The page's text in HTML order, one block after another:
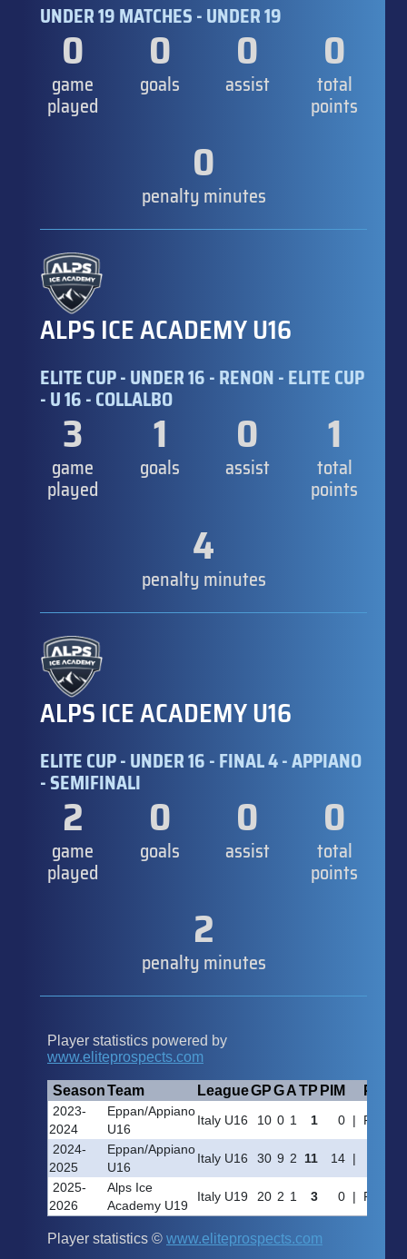
UNDER 19 MATCHES - UNDER 19
0
game
played
0
goals
0
assist
0
total
points
0
penalty minutes
ALPS ICE ACADEMY U16
ELITE CUP - UNDER 16 - RENON - ELITE CUP
- U 16 - COLLALBO
3
game
played
1
goals
0
assist
1
total
points
4
penalty minutes
ALPS ICE ACADEMY U16
ELITE CUP - UNDER 16 - FINAL 4 - APPIANO
- SEMIFINALI
2
game
played
0
goals
0
assist
0
total
points
2
penalty minutes